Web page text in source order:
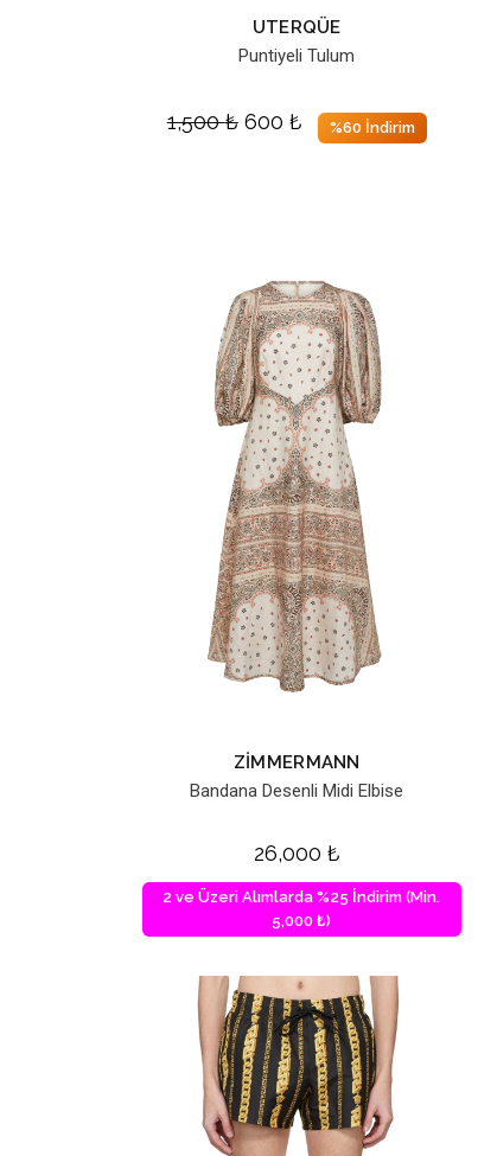
UTERQÜE
Puntiyeli Tulum
1,500₺ 600 ₺ %60 İndirim
ZIMMERMANN
Bandana Desenli Midi Elbise
26,000 ₺
2 ve Üzeri Alımlarda %25 İndirim (Min.
5,000 ₺)